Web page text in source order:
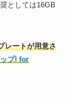
としては16GB
レートが用意さ
プ! for